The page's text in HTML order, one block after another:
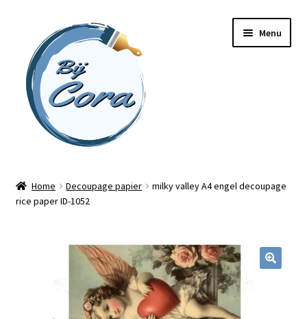
naar
navigatie
inhoud
Menu
Workshops
Blog / DIY / Tutorials
Home Decoupage papier
milky valley A4 engel decoupage
rice paper ID-1052